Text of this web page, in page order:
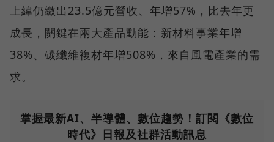
上緯仍繳出23.5億元營收、年增57%，比去年更
成長，關鍵在兩大產品動能：新材料事業年增
38%、碳纖維複材年增508%，來自風電產業的需
求。
掌握最新AI、半導體、數位趨勢！訂閱《數位
時代》日報及社群活動訊息